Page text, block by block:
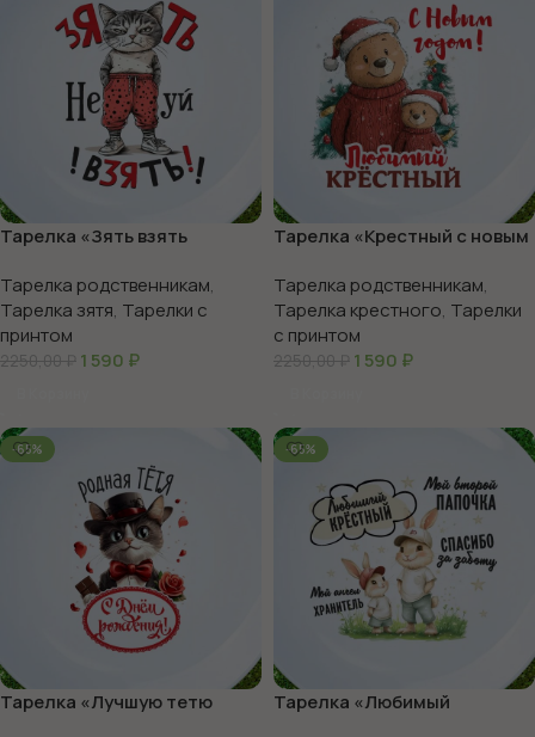
Тарелка «Зять взять
Тарелка родственникам,
Тарелка зятя, Тарелки с
принтом
2250,00₽ 1 590 ₽
Тарелка «Крестный с новым
Тарелка родственникам,
Тарелка крестного, Тарелки
с принтом
2250,00₽ 1 590 ₽
-65%
Тарелка «Лучшую тетю
-65%
Тарелка «Любимый